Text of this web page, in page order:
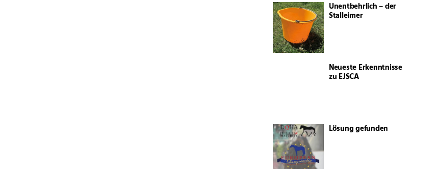
Unentbehrlich – der
Stalleimer
Neueste Erkenntnisse
zu EJSCA
Lösung gefunden